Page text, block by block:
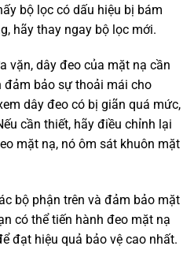
bộ lọc có dấu hiệu bị bám
hãy thay ngay bộ lọc mới.
vặn, dây đeo của mặt nạ cần
đảm bảo sự thoải mái cho
dây đeo có bị giãn quá mức,
cần thiết, hãy điều chỉnh lại
mặt nạ, nó ôm sát khuôn mặt
bộ phận trên và đảm bảo mặt
có thể tiến hành đeo mặt nạ
đạt hiệu quả bảo vệ cao nhất.